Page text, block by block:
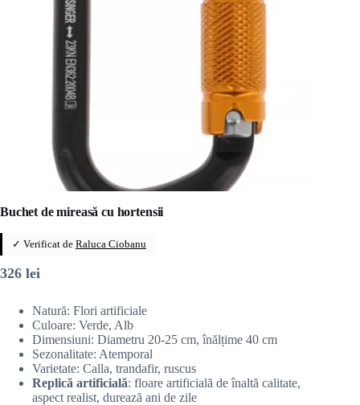
Buchet de mireasă cu hortensii
✓ Verificat de Raluca Ciobanu
326 lei
Natură: Flori artificiale
Culoare: Verde, Alb
Dimensiuni: Diametru 20-25 cm, înălțime 40 cm
Sezonalitate: Atemporal
Varietate: Calla, trandafir, ruscus
Replică artificială: floare artificială de înaltă calitate,
aspect realist, durează ani de zile